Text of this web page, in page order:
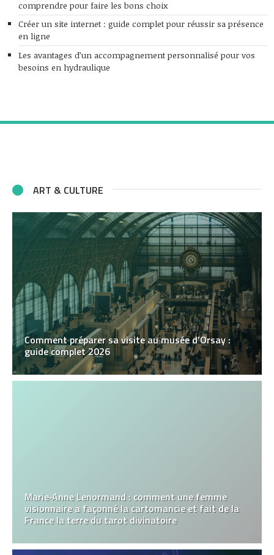
comprendre pour faire les bons choix
Créer un site internet : guide complet pour réussir sa présence
en ligne
Les avantages d’un accompagnement personnalisé pour vos
besoins en hydraulique
ART & CULTURE
Comment préparer sa visite au musée d’Orsay :
guide complet 2026
Marie‑Anne Lenormand : comment une femme
visionnaire a façonné la cartomancie et fait de la
France la terre du tarot divinatoire